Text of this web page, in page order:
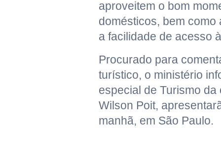
aproveitem o bom
domésticos, bem
a facilidade de acesso
Procurado para
turístico, o ministério
especial de Turismo
Wilson Poit,
manhã, em São Paulo.